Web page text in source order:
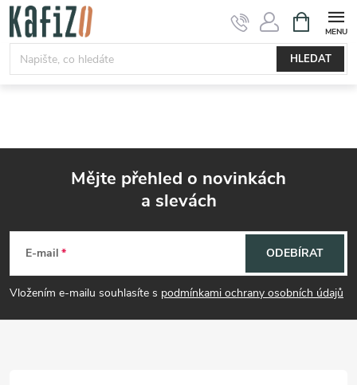
Přejít
obsah
HLEDAT
NÁKUPNÍ
KOŠÍK
p
a
Mějte přehled o novinkách
a slevách
E-mail
Vložením e-mailu souhlasíte s podmínkami ochrany osobních údajů
ODEBÍRAT